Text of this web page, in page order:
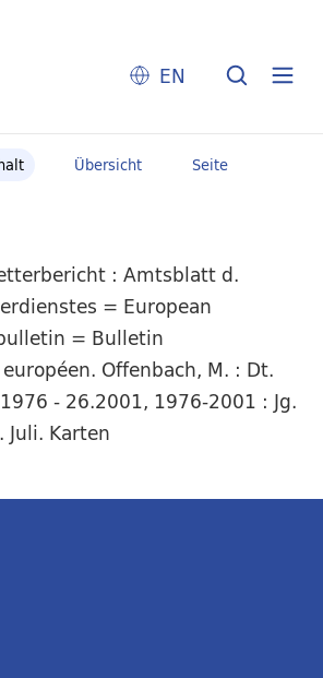
EN
Übersicht Seite
: Amtsblatt d.
= European
= Bulletin
Offenbach, M. : Dt.
- 26.2001, 1976-2001 : Jg.
Karten